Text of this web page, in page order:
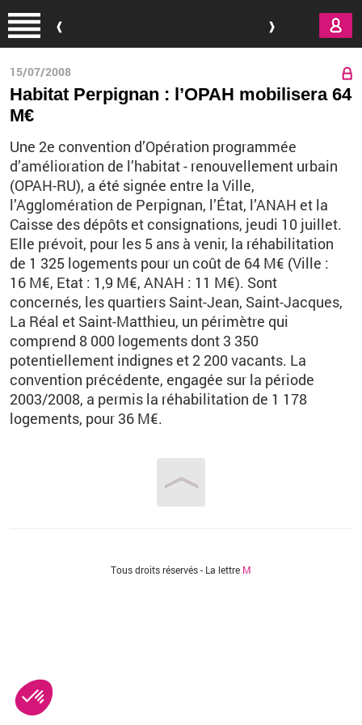
15/07/2008
Habitat Perpignan : l’OPAH mobilisera 64
M€
Une 2e convention d’Opération programmée
d’amélioration de l’habitat - renouvellement urbain
(OPAH-RU), a été signée entre la Ville,
l’Agglomération de Perpignan, l’État, l’ANAH et la
Caisse des dépôts et consignations, jeudi 10 juillet.
Elle prévoit, pour les 5 ans à venir, la réhabilitation
de 1 325 logements pour un coût de 64 M€ (Ville :
16 M€, Etat : 1,9 M€, ANAH : 11 M€). Sont
concernés, les quartiers Saint-Jean, Saint-Jacques,
La Réal et Saint-Matthieu, un périmètre qui
comprend 8 000 logements dont 3 350
potentiellement indignes et 2 200 vacants. La
convention précédente, engagée sur la période
2003/2008, a permis la réhabilitation de 1 178
logements, pour 36 M€.
Tous droits réservés - La lettre M